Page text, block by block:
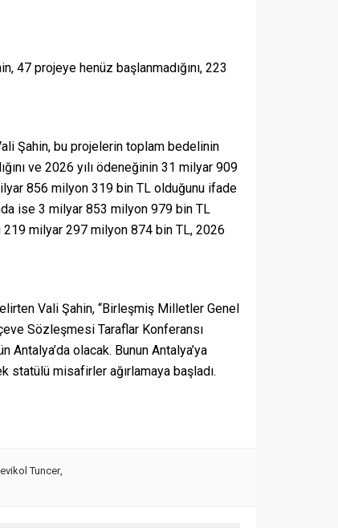
47 projeye henüz başlanmadığını, 223
Şahin, bu projelerin toplam bedelinin
ve 2026 yılı ödeneğinin 31 milyar 909
856 milyon 319 bin TL olduğunu ifade
ise 3 milyar 853 milyon 979 bin TL
219 milyar 297 milyon 874 bin TL, 2026
Vali Şahin, “Birleşmiş Milletler Genel
Sözleşmesi Taraflar Konferansı
Antalya’da olacak. Bunun Antalya’ya
statülü misafirler ağırlamaya başladı.
Tuncer,